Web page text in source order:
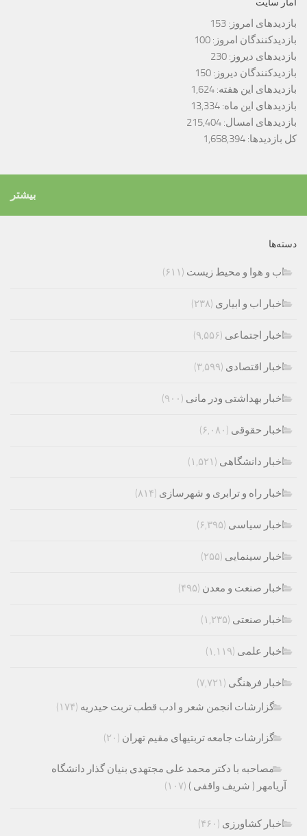
بازدیدهای امروز: 153
بازدیدکنندگان امروز: 100
بازدیدهای دیروز: 230
بازدیدکنندگان دیروز: 150
بازدیدهای این هفته: 1,624
بازدیدهای این ماه: 13,334
بازدیدهای امسال: 215,404
کل بازدیدها: 1,658,394
بیشتر
دسته‌ها
اب و هوا و محیط زیست (۶۱۱)
اخبار اب و ابیاری (۲۳۸)
اخبار اجتماعی (۹,۵۵۶)
اخبار اقتصادی (۳,۵۹۹)
اخبار بهداشتی ودر مانی (۹۰۰)
اخبار حقوقی (۶,۰۸۰)
اخبار دانشگاهی (۱,۵۲۱)
اخبار راه و ترابری و شهرسازی (۸۱۴)
اخبار سیاسی (۶,۳۹۵)
اخبار سینمایی (۲۵۵)
اخبار صنعت و معدن (۴۹۵)
اخبار صنعتی (۱,۲۳۵)
اخبار علمی (۱,۱۱۹)
اخبار فرهنگی (۷,۷۲۱)
گزارشات انجمن شعر و ادب قطب تربت حیدریه (۱۷۴)
گزارشات جامعه تربتیهای مقیم تهران (۲۰)
مصاحبه با دکتر محمد علی مجتهدی بنیان گذار دانشگاه
آریامهر ( شریف واقفی ) (۱۰۷)
اخبار کشاورزی (۴۶۰)